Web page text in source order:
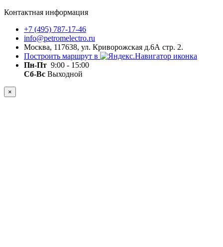
Контактная информация
+7 (495) 787-17-46
info@petromelectro.ru
Москва, 117638, ул. Криворожская д.6А стр. 2.
Построить маршрут в
Пн-Пт 9:00 - 15:00
Сб-Вс Выходной
×